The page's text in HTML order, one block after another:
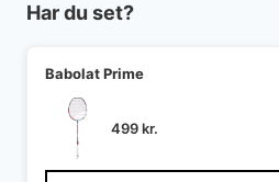
Har du set?
Babolat Prime
499kr.